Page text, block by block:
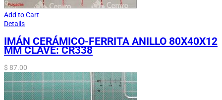
Add to Cart
Details
IMÁN CERÁMICO-FERRITA ANILLO 80X40X12
MM CLAVE: CR338
$ 87.00